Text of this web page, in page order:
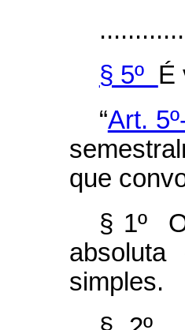
§ 5º É
“Art.
que
§ 1º
simples.